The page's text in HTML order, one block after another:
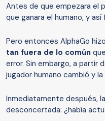
Antes de que empezara el
que ganara el humano, y
Pero entonces AlphaGo
tan fuera de lo común
error. Sin embargo, a partir
jugador humano cambió y
Inmediatamente después,
desconcertada: ¿había